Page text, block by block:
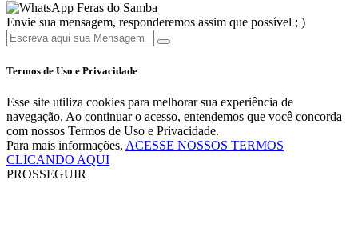
Feras do Samba
Envie sua mensagem, responderemos assim que possível ; )
Termos de Uso e Privacidade
Esse site utiliza cookies para melhorar sua experiência de
navegação. Ao continuar o acesso, entendemos que você concorda
com nossos Termos de Uso e Privacidade.
Para mais informações, ACESSE NOSSOS TERMOS
CLICANDO AQUI
PROSSEGUIR